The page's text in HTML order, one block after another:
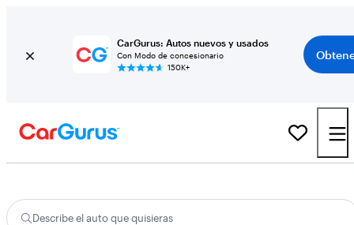
CarGurus: Autos nuevos y usados
Con Modo de concesionario
150K+
Describe el auto que quisieras